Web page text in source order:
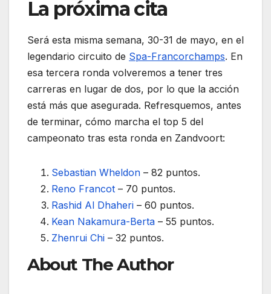
La próxima cita
Será esta misma semana, 30-31 de mayo, en el
legendario circuito de Spa-Francorchamps. En
esa tercera ronda volveremos a tener tres
carreras en lugar de dos, por lo que la acción
está más que asegurada. Refresquemos, antes
de terminar, cómo marcha el top 5 del
campeonato tras esta ronda en Zandvoort:
Sebastian Wheldon – 82 puntos.
Reno Francot – 70 puntos.
Rashid Al Dhaheri – 60 puntos.
Kean Nakamura-Berta – 55 puntos.
Zhenrui Chi – 32 puntos.
About The Author